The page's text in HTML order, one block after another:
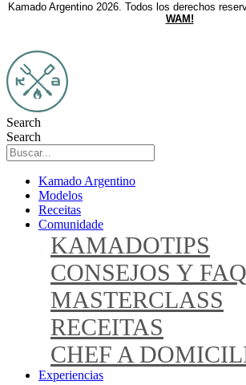
Kamado Argentino 2026. Todos los derechos
WAM!
Search
Search
Kamado Argentino
Modelos
Receitas
Comunidade
KAMADOTIPS
CONSEJOS Y FAQ
MASTERCLASS
RECEITAS
CHEF A
Experiencias